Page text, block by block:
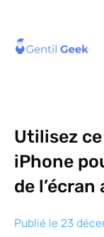
Utilisez
iPhone
de
Publié le 23